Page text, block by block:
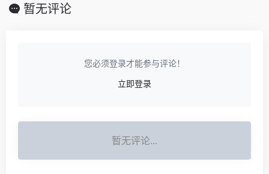
暂无评论
您必须登录才能参与评论！
立即登录
暂无评论...